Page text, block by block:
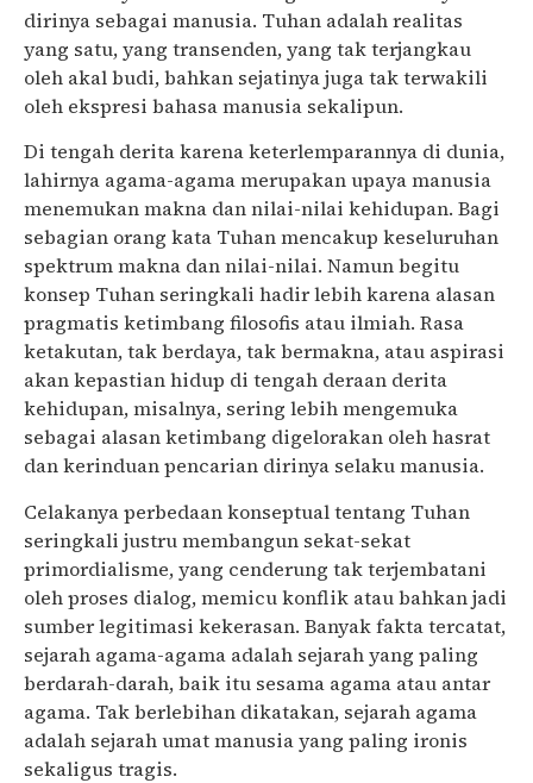
dirinya sebagai manusia. Tuhan adalah realitas
yang satu, yang transenden, yang tak terjangkau
oleh akal budi, bahkan sejatinya juga tak terwakili
oleh ekspresi bahasa manusia sekalipun.
Di tengah derita karena keterlemparannya di dunia,
lahirnya agama-agama merupakan upaya manusia
menemukan makna dan nilai-nilai kehidupan. Bagi
sebagian orang kata Tuhan mencakup keseluruhan
spektrum makna dan nilai-nilai. Namun begitu
konsep Tuhan seringkali hadir lebih karena alasan
pragmatis ketimbang filosofis atau ilmiah. Rasa
ketakutan, tak berdaya, tak bermakna, atau aspirasi
akan kepastian hidup di tengah deraan derita
kehidupan, misalnya, sering lebih mengemuka
sebagai alasan ketimbang digelorakan oleh hasrat
dan kerinduan pencarian dirinya selaku manusia.
Celakanya perbedaan konseptual tentang Tuhan
seringkali justru membangun sekat-sekat
primordialisme, yang cenderung tak terjembatani
oleh proses dialog, memicu konflik atau bahkan jadi
sumber legitimasi kekerasan. Banyak fakta tercatat,
sejarah agama-agama adalah sejarah yang paling
berdarah-darah, baik itu sesama agama atau antar
agama. Tak berlebihan dikatakan, sejarah agama
adalah sejarah umat manusia yang paling ironis
sekaligus tragis.